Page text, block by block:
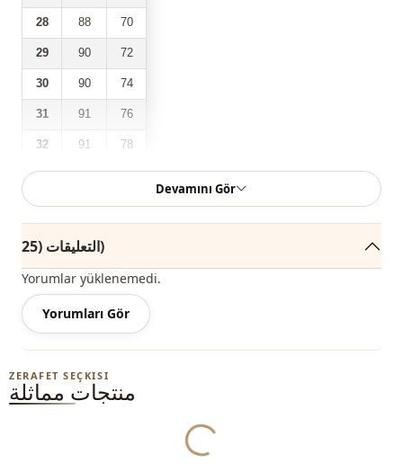
28 88 70
29 90 72
30 90 74
31 91 76
32 91 78
الأمام ، وجيبان في الأمام والخلف ، مكانه بين أكثر الموديلات العصرية
يمكنك شرائه بسهولة وبأسعار معقولة واستخدامه في الهواء الطلق
اعتمادًا على المستخدم والمنطقة ، يمكن أيضًا تسمية هذا المنتج
بالسراويل غير الرسمية ، والسراويل المحجبة ، والسراويل غير
الرسمية ، والسراويل الموسمية ، والسراويل الصيفية ، والسراويل
يمكنك تحديد المقاس الذي ترتديه من خلال الاطلاع على مخطط
Devamını Gör
التعليقات (25)
Yorumlar yüklenemedi.
Yorumları Gör
ZERAFET SEÇKISI
منتجات مماثلة
Yukleniyor...